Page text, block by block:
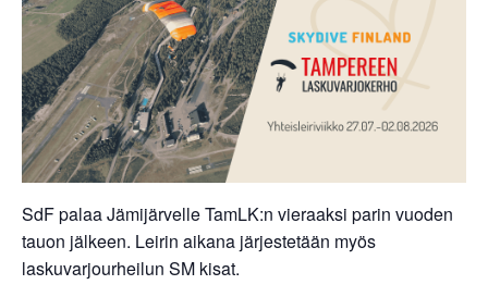
SdF palaa Jämijärvelle TamLK:n vieraaksi parin vuoden
tauon jälkeen. Leirin aikana järjestetään myös
laskuvarjourheilun SM kisat.